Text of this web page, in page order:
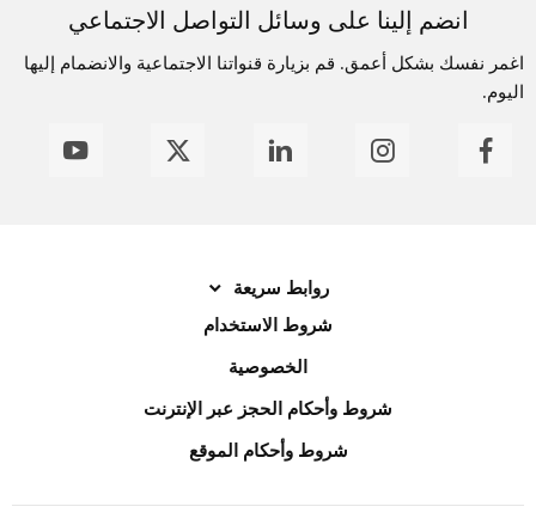
انضم إلينا على وسائل التواصل الاجتماعي
اغمر نفسك بشكل أعمق. قم بزيارة قنواتنا الاجتماعية والانضمام إليها
اليوم.
روابط سريعة
شروط الاستخدام
الخصوصية
شروط وأحكام الحجز عبر الإنترنت
شروط وأحكام الموقع